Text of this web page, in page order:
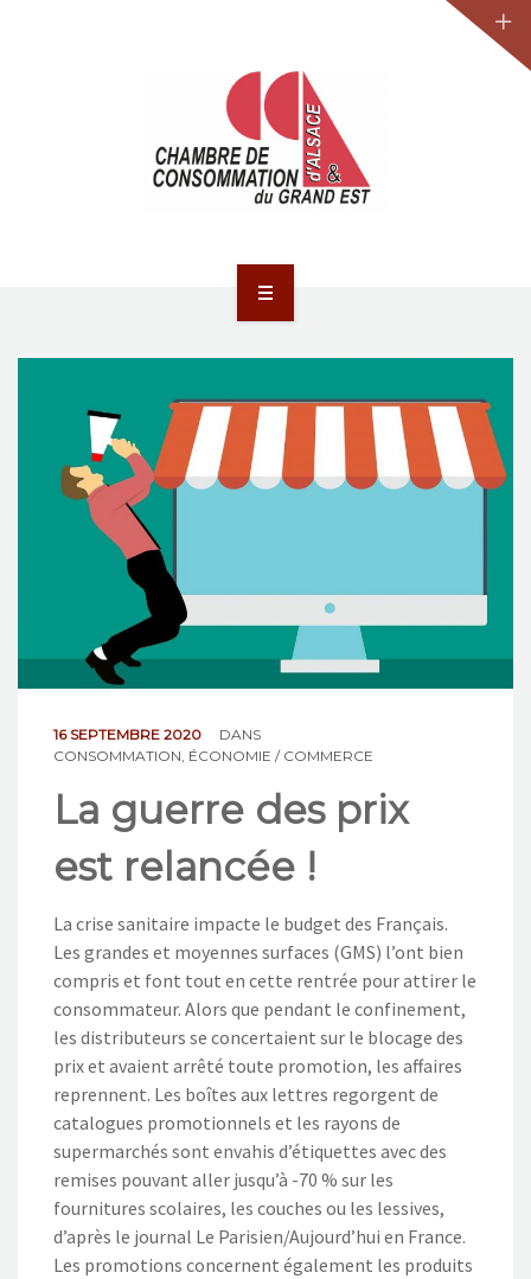
JURIDIQUE
LA CCA-GE
NOS ACTIONS
16 SEPTEMBRE 2020
DANS
CONSOMMATION ÉCONOMIE / COMMERCE
La guerre des prix
est relancée !
La crise sanitaire impacte le budget des Français.
Les grandes et moyennes surfaces (GMS) l’ont bien
compris et font tout en cette rentrée pour attirer le
consommateur. Alors que pendant le confinement,
les distributeurs se concertaient sur le blocage des
prix et avaient arrêté toute promotion, les affaires
reprennent. Les boîtes aux lettres regorgent de
catalogues promotionnels et les rayons de
supermarchés sont envahis d’étiquettes avec des
remises pouvant aller jusqu’à -70 % sur les
fournitures scolaires, les couches ou les lessives,
d’après le journal Le Parisien/Aujourd’hui en France.
Les promotions concernent également les produits